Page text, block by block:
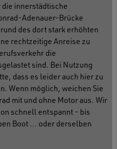
die innerstädtische
Adenauer-Brücke
des dort stark erhöhten
rechtzeitige Anreise zu
die
sind. Bei Nutzung
dass es leider auch hier zu
Wenn möglich, weichen Sie
mit und ohne Motor aus. Wir
schnell entspannt - bis
Boot ... oder derselben